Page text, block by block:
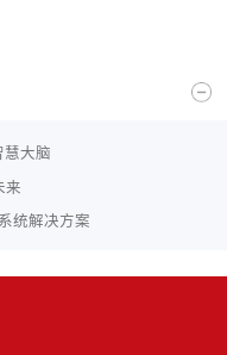
慧大脑
来
统解决方案